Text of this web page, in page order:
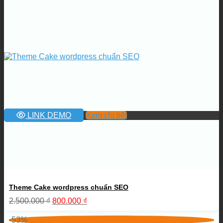
LINK DEMO Xem chi tiết
Theme Cake wordpress chuẩn SEO
2.500.000₫ Giá
là:
800.000 ₫
tại
-53%